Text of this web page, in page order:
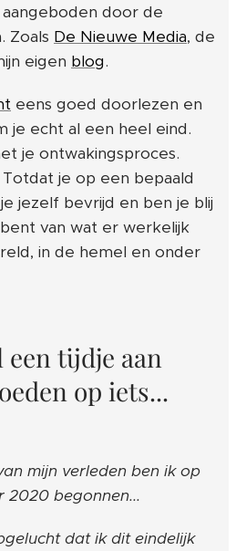
door de
Zoals De Nieuwe Media, de
eigen blog.
eens goed doorlezen en
je echt al een heel eind.
je ontwakingsproces.
je op een bepaald
jezelf bevrijd en ben je blij
van wat er werkelijk
in de hemel en onder
een tijdje aan
op iets...
mijn verleden ben ik op
2020 begonnen...
dat ik dit eindelijk